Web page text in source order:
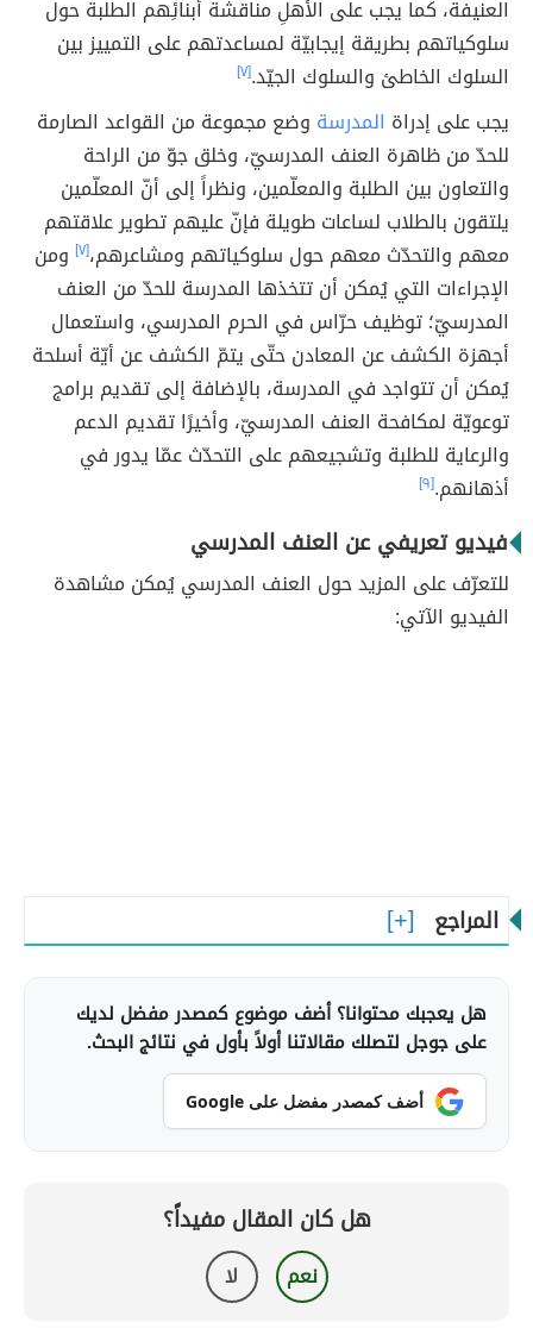
العنيفة، كما يجب على الأهلِ مناقشة أبنائِهم الطلبة حول
سلوكياتهم بطريقة إيجابيّة لمساعدتهم على التمييز بين
السلوك الخاطئ والسلوك الجيّد.[٧]
يجب على إدراة المدرسة وضع مجموعة من القواعد الصارمة
للحدّ من ظاهرة العنف المدرسيّ، وخلق جوّ من الراحة
والتعاون بين الطلبة والمعلّمين، ونظراً إلى أنّ المعلّمين
يلتقون بالطلاب لساعات طويلة فإنّ عليهم تطوير علاقتهم
معهم والتحدّث معهم حول سلوكياتهم ومشاعرهم،[٧]
ومن
الإجراءات التي يُمكن أن تتخذها المدرسة للحدّ من العنف
المدرسيّ؛ توظيف حرّاس في الحرم المدرسي، واستعمال
أجهزة الكشف عن المعادن حتّى يتمّ الكشف عن أيّة أسلحة
يُمكن أن تتواجد في المدرسة، بالإضافة إلى تقديم برامج
توعويّة لمكافحة العنف المدرسيّ، وأخيرًا تقديم الدعم
والرعاية للطلبة وتشجيعهم على التحدّث عمّا يدور في
أذهانهم.[٩]
فيديو تعريفي عن العنف المدرسي
للتعرّف على المزيد حول العنف المدرسي يُمكن مشاهدة
الفيديو الآتي:
المراجع
هل يعجبك محتوانا؟ أضف موضوع كمصدر مفضل لديك
على جوجل لتصلك مقالاتنا أولاً بأول في نتائج البحث.
أضف كمصدر مفضل على Google
هل كان المقال مفيداً؟
نعم لا